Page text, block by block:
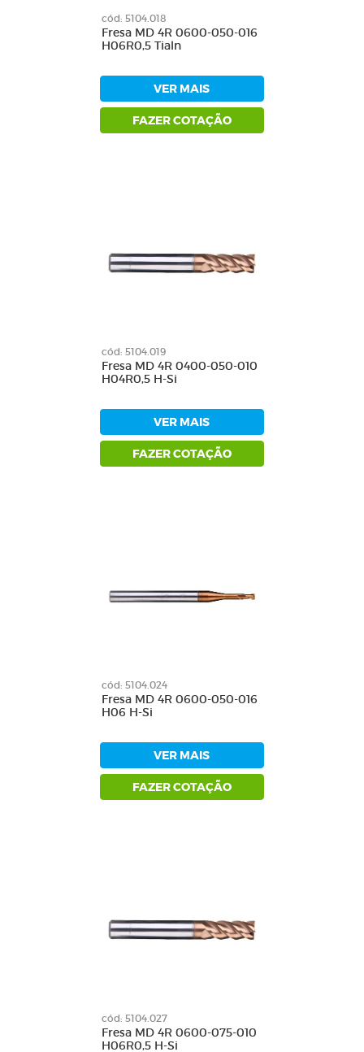
cód: 5104.018
Fresa MD 4R 0600-050-016
H06R0,5 Tialn
VER MAIS
FAZER COTAÇÃO
cód: 5104.019
Fresa MD 4R 0400-050-010
H04R0,5 H-Si
VER MAIS
FAZER COTAÇÃO
cód: 5104.024
Fresa MD 4R 0600-050-016
H06 H-Si
VER MAIS
FAZER COTAÇÃO
cód: 5104.027
Fresa MD 4R 0600-075-010
H06R0,5 H-Si